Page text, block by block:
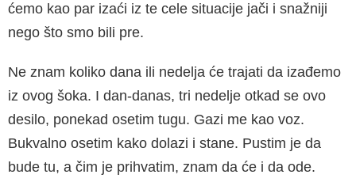
ćemo kao par izaći iz te cele situacije jači i snažniji
nego što smo bili pre.
Ne znam koliko dana ili nedelja će trajati da izađemo
iz ovog šoka. I dan-danas, tri nedelje otkad se ovo
desilo, ponekad osetim tugu. Gazi me kao voz.
Bukvalno osetim kako dolazi i stane. Pustim je da
bude tu, a čim je prihvatim, znam da će i da ode.